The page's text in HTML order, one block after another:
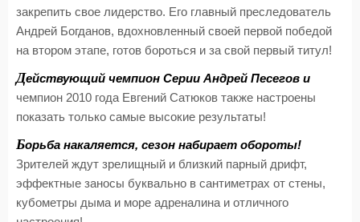
закрепить свое лидерство. Его главный преследователь
Андрей Богданов, вдохновленный своей первой победой
на втором этапе, готов бороться и за свой первый титул!
Действующий чемпион Серии Андрей Песегов и
чемпион 2010 года Евгений Сатюков также настроены
показать только самые высокие результаты!
Борьба накаляется, сезон набирает обороты!
Зрителей ждут зрелищный и близкий парный дрифт,
эффектные заносы буквально в сантиметрах от стены,
кубометры дыма и море адреналина и отличного